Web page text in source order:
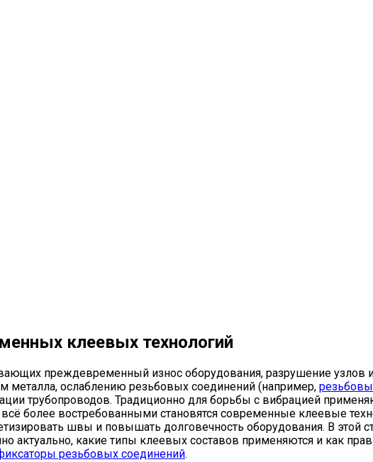
клеевых технологий
преждевременный износ оборудования, разрушение узлов
металла, ослаблению резьбовых соединений (например,
трубопроводов. Традиционно для борьбы с вибрацией
более востребованными становятся современные клеевые
швы и повышать долговечность оборудования. В этой
актуально, какие типы клеевых составов применяются и как
резьбовых соединений.